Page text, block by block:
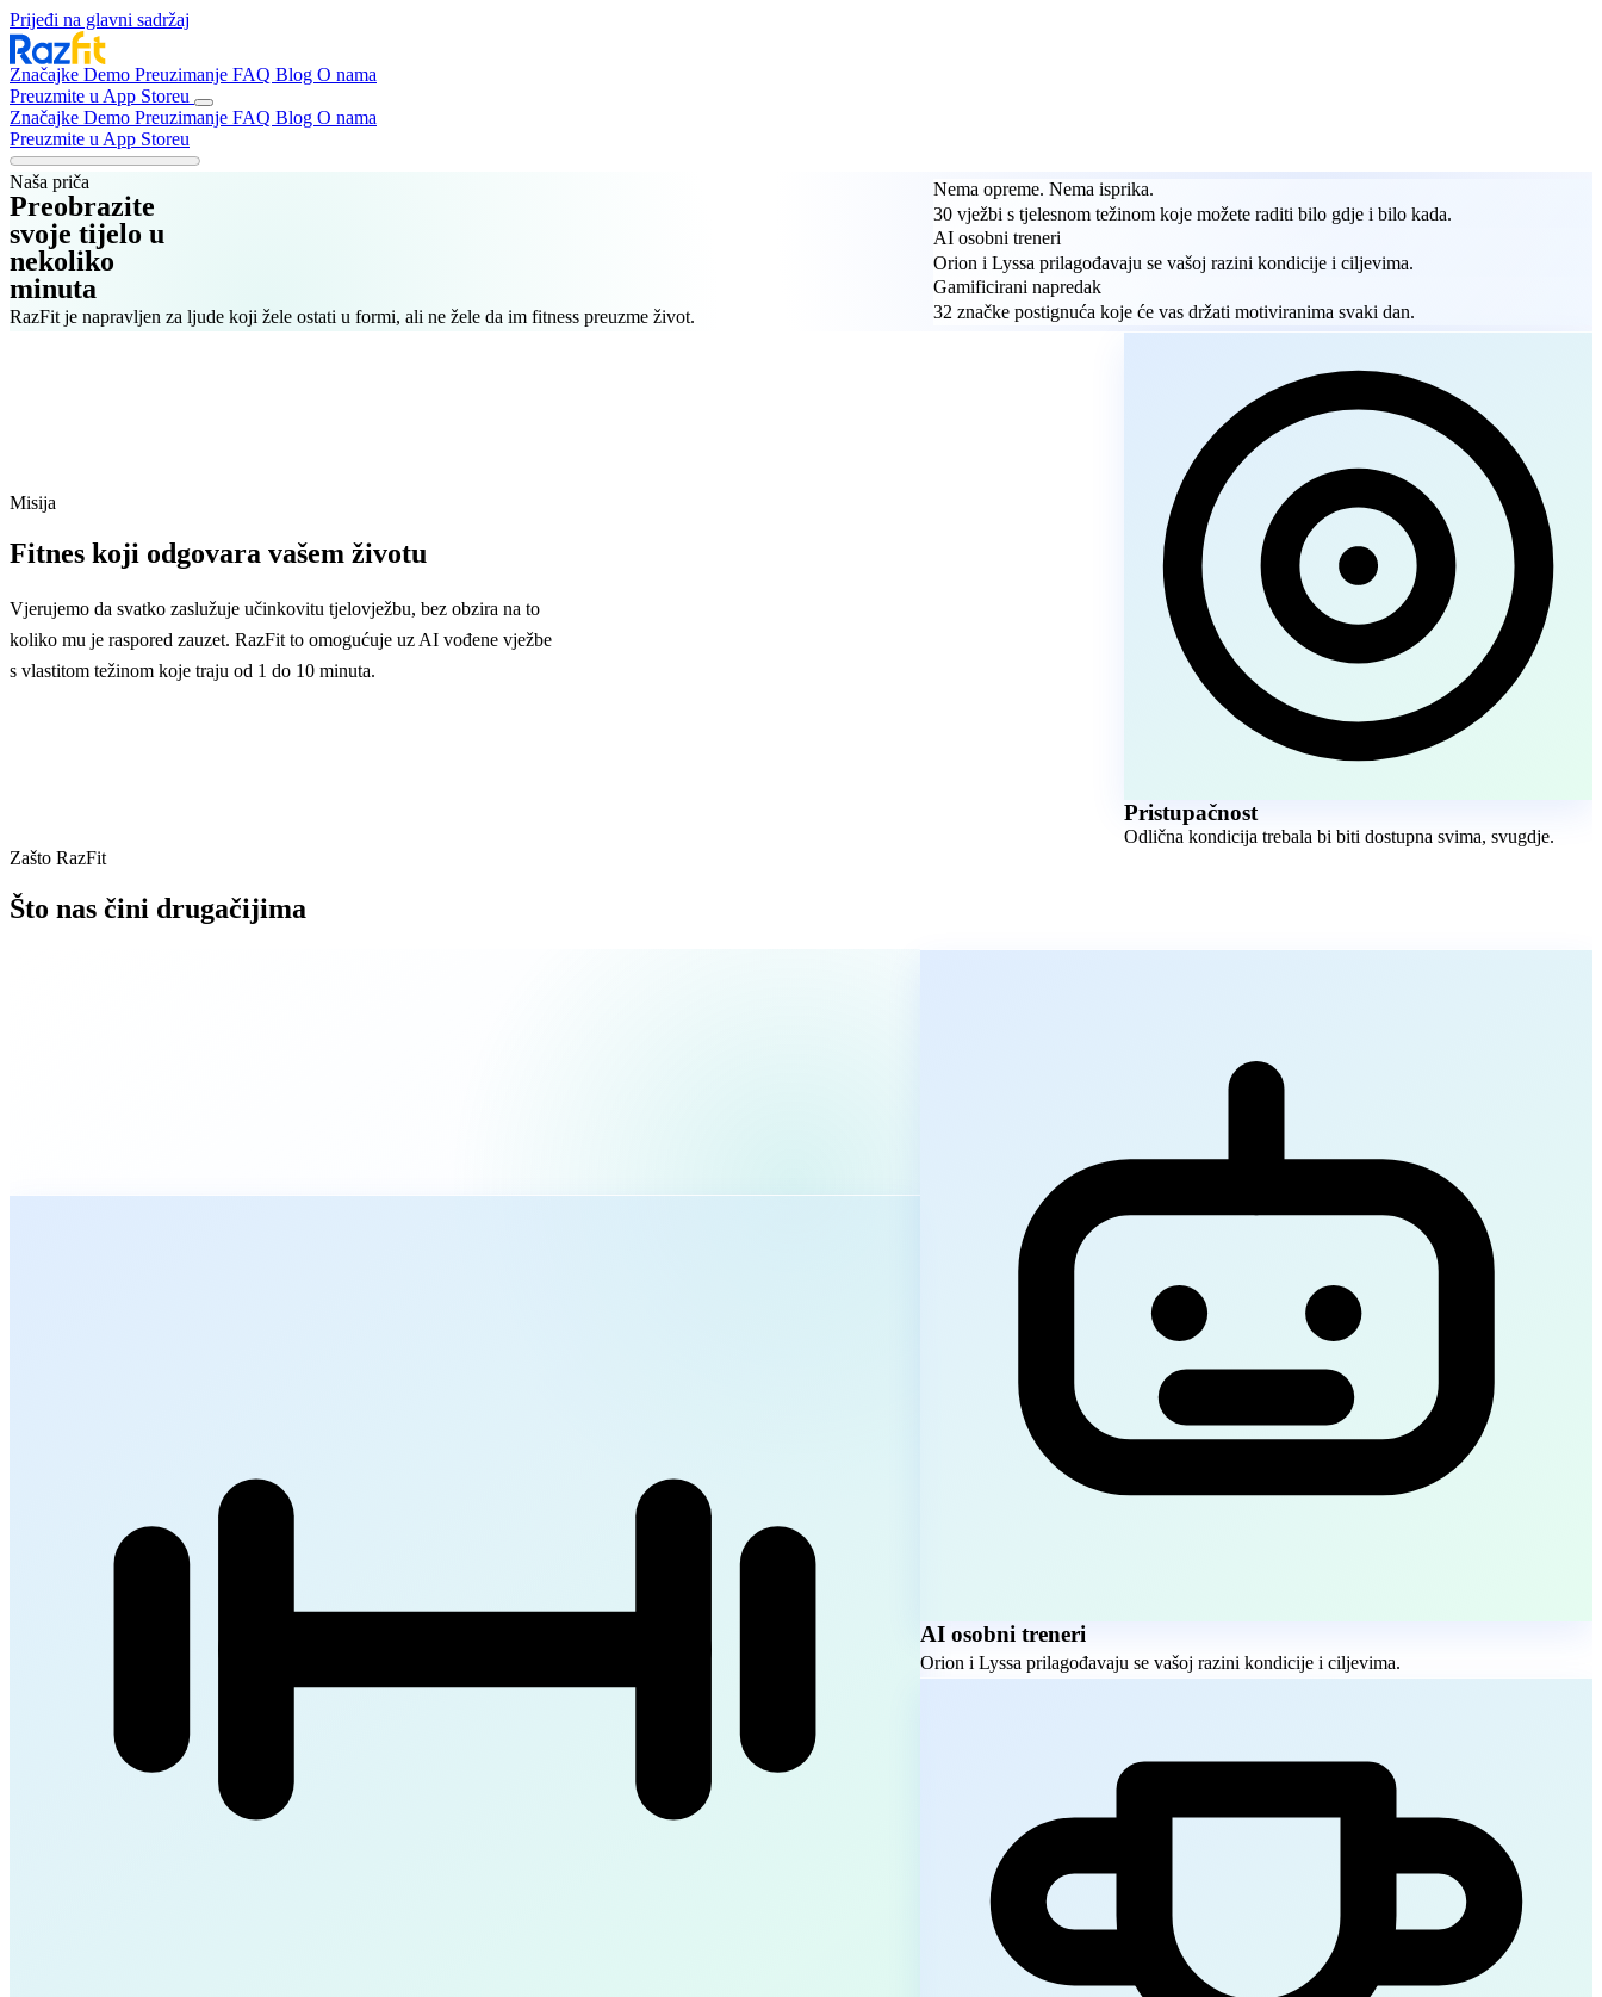
Prijeđi na glavni sadržaj
Značajke Demo Preuzimanje FAQ Blog O nama
Preuzmite u App Storeu
Značajke Demo Preuzimanje FAQ Blog O nama
Preuzmite u App Storeu
Naša priča
Preobrazite
svoje tijelo u
nekoliko
minuta
RazFit je napravljen za ljude koji žele ostati u formi, ali ne žele da im fitness preuzme život.
Nema opreme. Nema isprika.
30 vježbi s tjelesnom težinom koje možete raditi bilo gdje i bilo kada.
AI osobni treneri
Orion i Lyssa prilagođavaju se vašoj razini kondicije i ciljevima.
Gamificirani napredak
32 značke postignuća koje će vas držati motiviranima svaki dan.
Misija
Fitnes koji odgovara vašem životu
Vjerujemo da svatko zaslužuje učinkovitu tjelovježbu, bez obzira na to
koliko mu je raspored zauzet. RazFit to omogućuje uz AI vođene vježbe
s vlastitom težinom koje traju od 1 do 10 minuta.
Pristupačnost
Odlična kondicija trebala bi biti dostupna svima, svugdje.
Zašto RazFit
Što nas čini drugačijima
AI osobni treneri
Orion i Lyssa prilagođavaju se vašoj razini kondicije i ciljevima.